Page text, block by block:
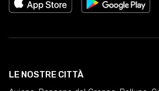
LE NOSTRE CITTÀ